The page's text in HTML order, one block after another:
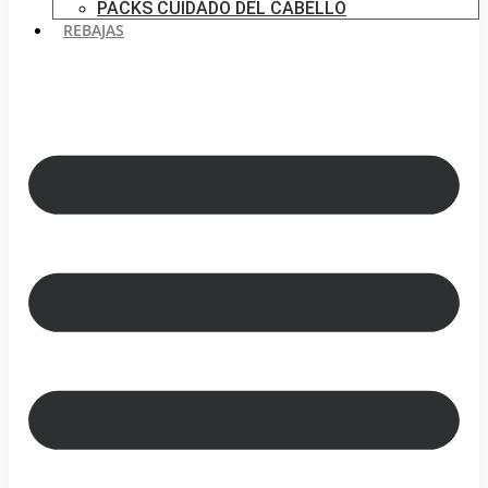
PACKS CUIDADO DEL CABELLO
REBAJAS